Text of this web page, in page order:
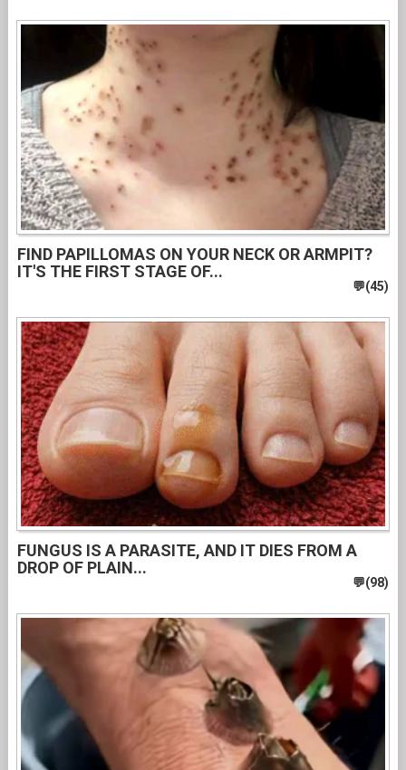
FIND PAPILLOMAS ON YOUR NECK OR ARMPIT?
IT'S THE FIRST STAGE OF...
FUNGUS IS A PARASITE, AND IT DIES FROM A
DROP OF PLAIN...